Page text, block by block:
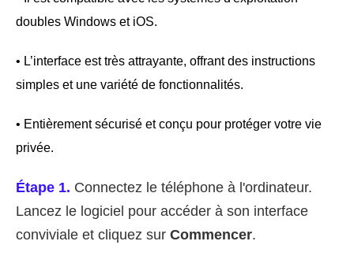
doubles Windows et iOS.
• L’interface est très attrayante, offrant des instructions
simples et une variété de fonctionnalités.
• Entièrement sécurisé et conçu pour protéger votre vie
privée.
Étape 1. Connectez le téléphone à l'ordinateur.
Lancez le logiciel pour accéder à son interface
conviviale et cliquez sur Commencer.